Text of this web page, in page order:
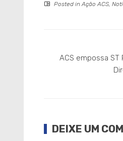
Posted inAção ACS,
ACS empossa ST
DEIXE UM